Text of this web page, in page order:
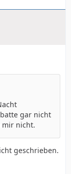
gar nicht
mir nicht.
geschrieben.